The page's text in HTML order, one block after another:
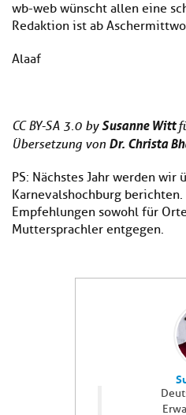
wb-web wünscht allen eine
Redaktion ist ab
Alaaf
CC BY-SA 3.0 bySusanne Witt
Übersetzung von Dr. Christa
PS: Nächstes Jahr werden wir
Karnevalshochburg
Empfehlungen sowohl für
Muttersprachler entgegen.